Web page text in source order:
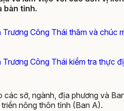
bàn tỉnh.
Công Thái thăm và chúc
Công Thái kiểm tra thực
các sở, ngành, địa phương và
nông thôn tỉnh (Ban A).